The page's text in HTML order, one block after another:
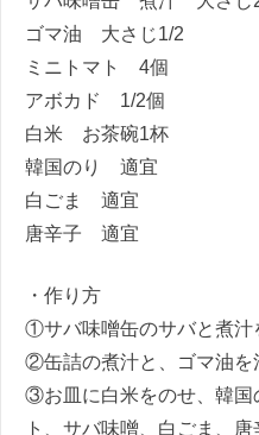
ゴマ油 大さじ1/2
ミニトマト 4個
アボカド 1/2個
白米 お茶碗1杯
韓国のり 適宜
白ごま 適宜
唐辛子 適宜
・作り方
①サバ味噌缶のサバと煮汁
②缶詰の煮汁と、ゴマ油を
③お皿に白米をのせ、韓国
ト、サバ味噌、白ごま、